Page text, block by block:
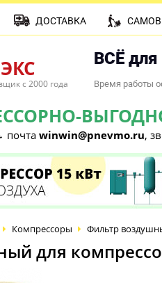
с 2000 года
ВСЁ для
Время работы
ВЫГОДНО
почта winwin@pnevmo.ru,
ДОСТАВКА
Компрессоры Фильтр
для